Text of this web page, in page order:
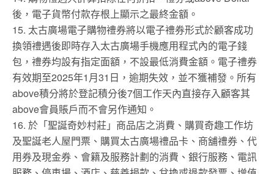
後，電子貨幣付款存根上顯示之最終金額。
15. 太古廣場電子購物禮券將以電子禮券形式於顧客成功
換領禮遇後即時存入太古廣場手機應用程式內的電子錢
包，禮券均設有指定面額，不設最低消費金額。電子禮券
有效期至2025年1月31日，逾期失效，並不獲補發。所有
above積分將於登記積分後7個工作天內直接存入顧客其
above會員賬戶而不會另作通知。
16. 於「聖誕奇妙村莊」商品店之消費、購買奇趣工作坊
及聖誕老人屋門票、購買太古廣場禮品卡、商舖禮券、代
用券及現金券、會籍及服務計劃的消費、銀行服務、電訊